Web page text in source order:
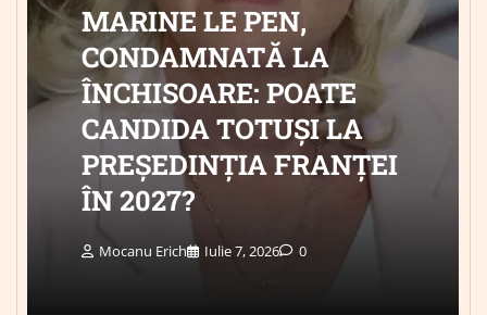
MARINE LE PEN,
CONDAMNATĂ LA
ÎNCHISOARE: POATE
CANDIDA TOTUȘI LA
PREȘEDINȚIA FRANȚEI
ÎN 2027?
Mocanu Erich Iulie 7, 2026 0